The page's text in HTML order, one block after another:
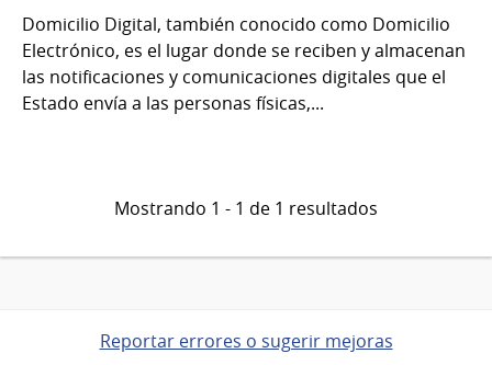
Domicilio Digital, también conocido como Domicilio
Electrónico, es el lugar donde se reciben y almacenan
las notificaciones y comunicaciones digitales que el
Estado envía a las personas físicas,...
Mostrando 1 - 1 de 1 resultados
Reportar errores o sugerir mejoras